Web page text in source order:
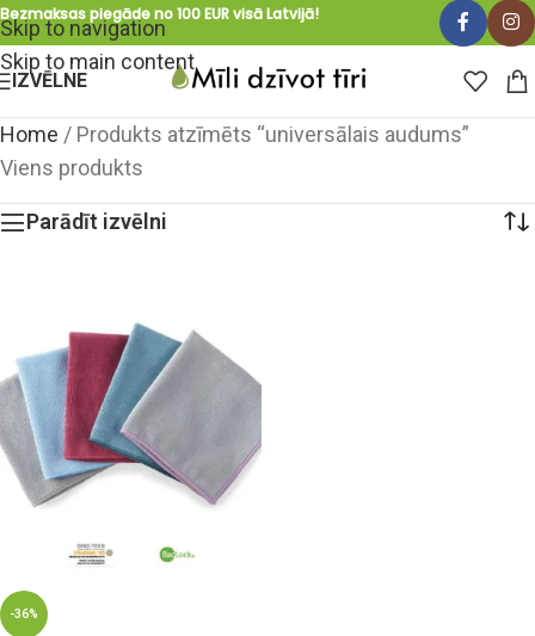
Skip to navigation
Skip to main content
Bezmaksas piegāde no 100 EUR visā Latvijā!
IZVĒLNE
Home / Produkts atzīmēts “universālais audums”
Viens produkts
Parādīt izvēlni
-36%